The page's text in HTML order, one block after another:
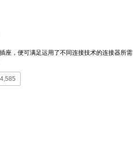
座，便可满足运用了不同连接技术的连接器所需